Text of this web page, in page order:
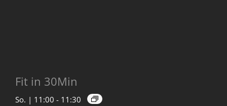
Fit in 30Min
So. | 11:00 - 11:30